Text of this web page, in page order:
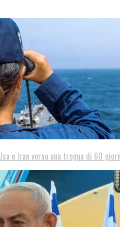
e Iran verso una tregua di 60